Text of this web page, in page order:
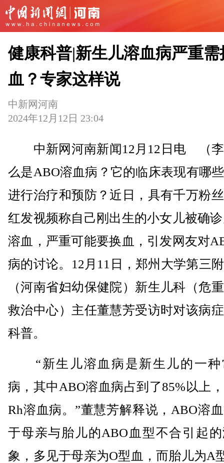
健康科普|新生儿溶血病严重需
血？专家这样说
中新网河南
2024年12月12日 23:04
中新网河南新闻12月12日电 （李
么是ABO溶血病？它的临床表现有哪
进行治疗和预防？近日，具有千万粉
红发视频称自己刚出生的小女儿被确
溶血，严重可能要换血，引发网友对
病的讨论。12月11日，郑州大学第三
（河南省妇幼保健院）新生儿科（危
救治中心）主任董慧芳受访时对该病
科普。
“新生儿溶血病是新生儿的一种
病，其中ABO溶血病占到了85%以上
Rh溶血病。”董慧芳解释说，ABO溶
于母亲与胎儿的ABO血型不合引起
象，多见于母亲为O型血，而胎儿为A